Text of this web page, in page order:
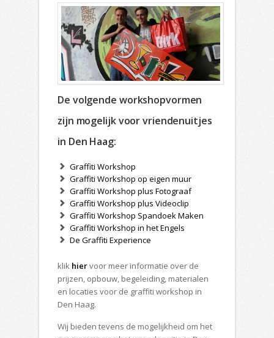
De volgende workshopvormen
zijn mogelijk voor vriendenuitjes
in Den Haag:
Graffiti Workshop
Graffiti Workshop op eigen muur
Graffiti Workshop plus Fotograaf
Graffiti Workshop plus Videoclip
Graffiti Workshop Spandoek Maken
Graffiti Workshop in het Engels
De Graffiti Experience
klik hiervoor meer informatie over de
prijzen, opbouw, begeleiding, materialen
en locaties voor de graffiti workshop in
Den Haag.
Wij bieden tevens de mogelijkheid om het